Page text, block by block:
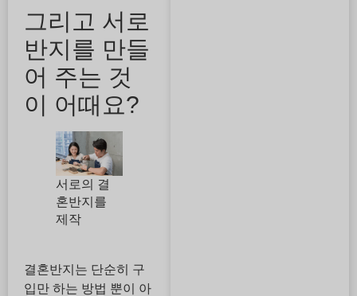
그리고 서로
반지를 만들
어 주는 것
이 어때요?
서로의 결
혼반지를
제작
결혼반지는 단순히 구
입만 하는 방법 뿐이 아